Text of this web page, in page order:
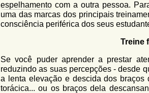
espelhamento com a outra pessoa.
uma das marcas dos principais
consciência periférica dos seus
Treine
Se você puder aprender a prestar
reduzindo as suas percepções - desde
a lenta elevação e descida dos
torácica... ou os braços dela